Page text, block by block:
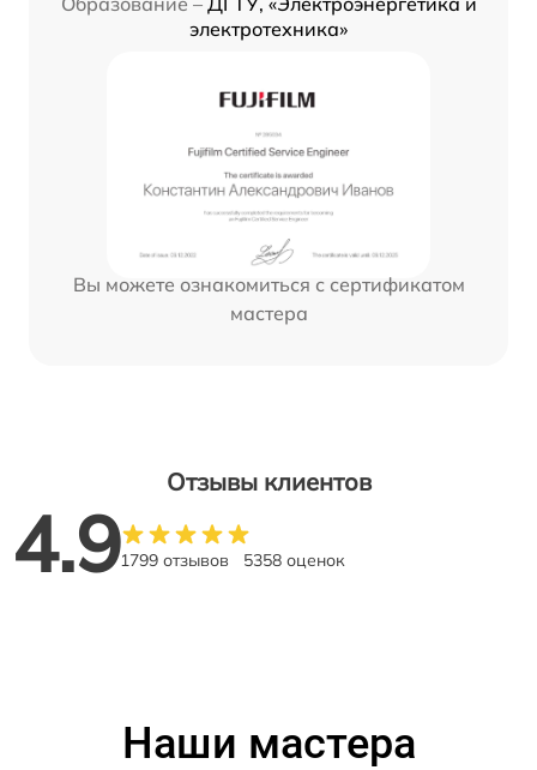
электротехника»
Вы можете ознакомиться с сертификатом
мастера
Отзывы клиентов
4.91799 отзывов 5358 оценок
Наши мастера